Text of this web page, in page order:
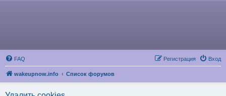
FAQ Вход
Регистрация
wakeupnow.info Список форумов